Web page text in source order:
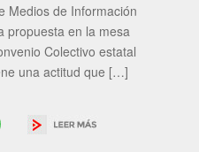
Medios de Información
propuesta en la mesa
Colectivo estatal
una actitud que […]